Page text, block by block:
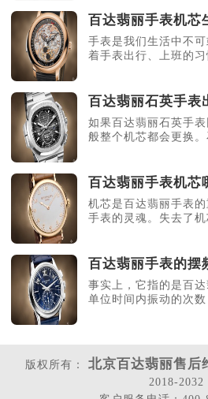
百达翡丽手表机芯
手表是我们生活中不
着手表出行、上班的
百达翡丽石英手表
如果百达翡丽石英手
般整个机芯都会更换
百达翡丽手表机芯
机芯是百达翡丽手表
手表的灵魂。失去了
百达翡丽手表的摆
事实上，它指的是百
单位时间内振动的次
版权所有： 北京百达翡丽售后
2018-2032